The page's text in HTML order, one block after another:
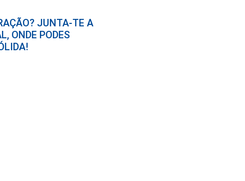
JUNTA-TE A
ONDE PODES